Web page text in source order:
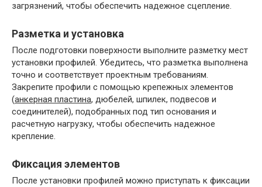
загрязнений, чтобы обеспечить надежное сцепление.
Разметка и установка
После подготовки поверхности выполните разметку мест
установки профилей. Убедитесь, что разметка выполнена
точно и соответствует проектным требованиям.
Закрепите профили с помощью крепежных элементов
(анкерная пластина, дюбелей, шпилек, подвесов и
соединителей), подобранных под тип основания и
расчетную нагрузку, чтобы обеспечить надежное
крепление.
Фиксация элементов
После установки профилей можно приступать к фиксации